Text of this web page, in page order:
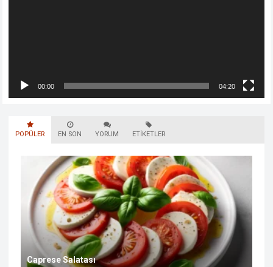
00:00 04:20
POPÜLER EN SON YORUM ETIKETLER
Caprese Salatası